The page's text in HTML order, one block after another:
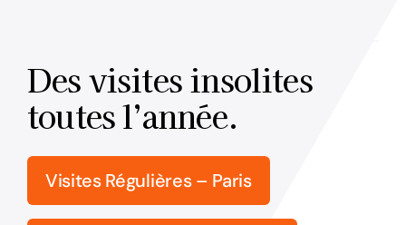
Des visites insolites
toutes l’année.
Visites Régulières – Paris